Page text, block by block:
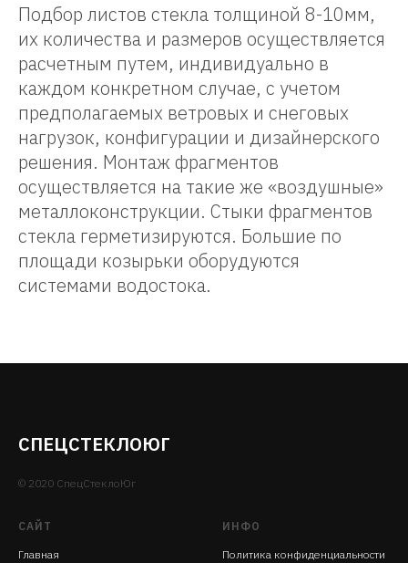
Подбор листов стекла толщиной 8-10мм,
их количества и размеров осуществляется
расчетным путем, индивидуально в
каждом конкретном случае, с учетом
предполагаемых ветровых и снеговых
нагрузок, конфигурации и дизайнерского
решения. Монтаж фрагментов
осуществляется на такие же «воздушные»
металлоконструкции. Стыки фрагментов
стекла герметизируются. Большие по
площади козырьки оборудуются
системами водостока.
СПЕЦСТЕКЛОЮГ
© 2020 СпецСтеклоЮг
САЙТ
Главная
ИНФО
Политика конфиденциальности